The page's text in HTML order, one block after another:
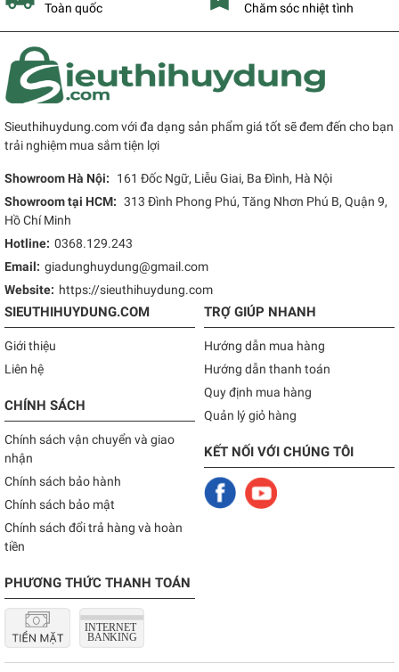
Toàn quốc Chăm sóc nhiệt tình
Sieuthihuydung.com với đa dạng sản phẩm giá tốt sẽ đem đến cho bạn
trải nghiệm mua sắm tiện lợi
Showroom Hà Nội:
161 Đốc Ngữ, Liễu Giai, Ba Đình, Hà Nội
Showroom tại HCM: 313 Đình Phong Phú, Tăng Nhơn Phú B, Quận 9,
Hồ Chí Minh
Hotline: 0368.129.243
Email: giadunghuydung@gmail.com
Website: https://sieuthihuydung.com
SIEUTHIHUYDUNG.COM
Giới thiệu
Liên hệ
CHÍNH SÁCH
Chính sách vận chuyển và giao
nhận
Chính sách bảo hành
Chính sách bảo mật
Chính sách đổi trả hàng và hoàn
tiền
PHƯƠNG THỨC THANH TOÁN
TRỢ GIÚP NHANH
Hướng dẫn mua hàng
Hướng dẫn thanh toán
Quy định mua hàng
Quản lý giỏ hàng
KẾT NỐI VỚI CHÚNG TÔI